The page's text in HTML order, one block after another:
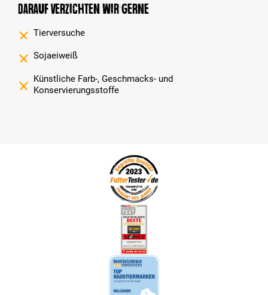
Darauf verzichten wir gerne
Tierversuche
Sojaeiweiß
Künstliche Farb-, Geschmacks- und
Konservierungsstoffe